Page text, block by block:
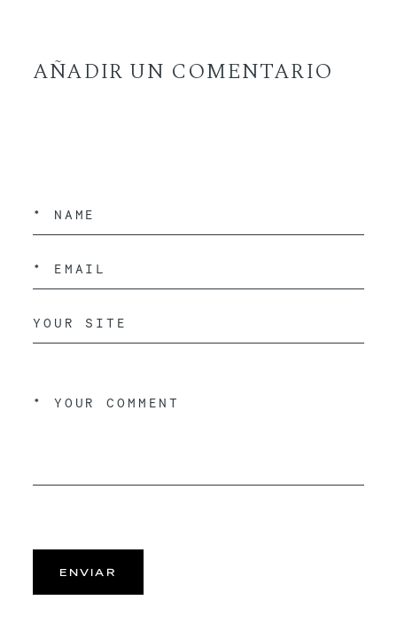
AÑADIR UN COMENTARIO
ENVIAR